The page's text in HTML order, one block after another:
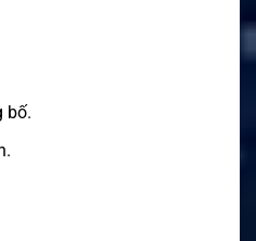
bố.